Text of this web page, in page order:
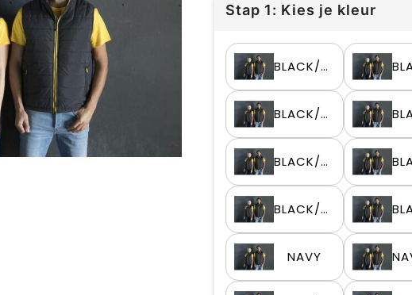
Stap 1: Kies je kleur
BLACK/BLACK
BLACK/KELLY GREEN
BLACK/RED
BLACK/SILVER
NAVY